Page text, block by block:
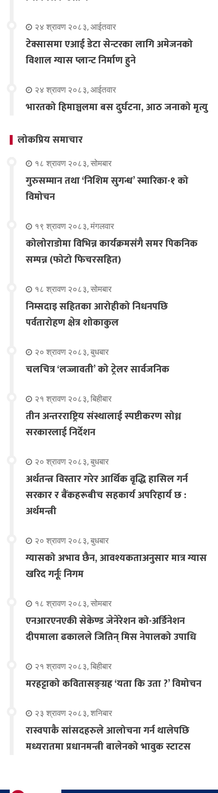
२४ श्रावण २०८३, आईतवार
टेक्सासमा एआई डेटा सेन्टरका लागि अमेजनको
विशाल ग्यास प्लान्ट निर्माण हुने
२४ श्रावण २०८३, आईतवार
भारतको हिमाञ्चलमा बस दुर्घटना, आठ जनाको मृत्यु
लोकप्रिय समाचार
१८ श्रावण २०८३, सोमबार
गुरुसम्मान तथा ‘निशिम सुगन्ध’ स्मारिका-१ को
विमोचन
१९ श्रावण २०८३, मंगलवार
कोलोराडोमा विभिन्न कार्यक्रमसंगै समर पिकनिक
सम्पन्न (फोटो फिचरसहित)
१८ श्रावण २०८३, सोमबार
निम्सदाइ सहितका आरोहीको निधनपछि
पर्वतारोहण क्षेत्र शोकाकुल
२० श्रावण २०८३, बुधबार
चलचित्र ‘लज्जावती’ को ट्रेलर सार्वजनिक
२१ श्रावण २०८३, बिहीबार
तीन अन्तरराष्ट्रिय संस्थालाई स्पष्टीकरण सोध्न
सरकारलाई निर्देशन
२० श्रावण २०८३, बुधबार
अर्थतन्त्र विस्तार गरेर आर्थिक वृद्धि हासिल गर्न
सरकार र बैंकहरूबीच सहकार्य अपरिहार्य छ :
अर्थमन्त्री
२० श्रावण २०८३, बुधबार
ग्यासको अभाव छैन, आवश्यकताअनुसार मात्र ग्यास
खरिद गर्नूः निगम
१८ श्रावण २०८३, सोमबार
एनआरएनएकी सेकेण्ड जेनेरेशन को-अर्डिनेशन
दीपमाला ढकालले जितिन् मिस नेपालको उपाधि
२१ श्रावण २०८३, बिहीबार
मरहट्टाको कवितासङ्ग्रह ‘यता कि उता ?’ विमोचन
२३ श्रावण २०८३, शनिबार
रास्वपाकै सांसदहरुले आलोचना गर्न थालेपछि
मध्यरातमा प्रधानमन्त्री बालेनको भावुक स्टाटस